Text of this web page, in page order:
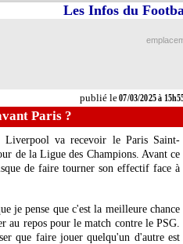
publié le07/03/2025 à
Les Infos du
Paris ?
Liverpool va recevoir le Paris Saint-
de la Ligue des Champions. Avant ce
de faire tourner son effectif face à
je pense que c'est la meilleure chance
au repos pour le match contre le PSG.
que faire jouer quelqu'un d'autre est